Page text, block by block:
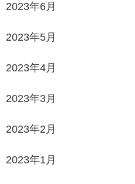
2023年6月
2023年5月
2023年4月
2023年3月
2023年2月
2023年1月